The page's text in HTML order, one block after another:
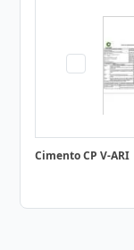
Cimento CP V-ARI